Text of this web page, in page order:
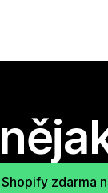
zdarma